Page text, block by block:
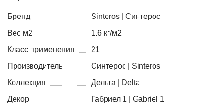
Бренд
Sinteros | Синтерос
Вес м2
1,6 кг/м2
Класс применения
21
Производитель
Синтерос | Sinteros
Коллекция
Дельта | Delta
Декор
Габриел 1 | Gabriel 1